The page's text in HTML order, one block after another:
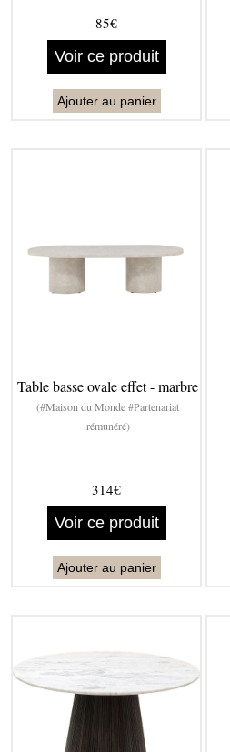
85€
Voir ce produit
Ajouter au panier
Table basse ovale effet - marbre
(#Maison du Monde #Partenariat
rémunéré)
314€
Voir ce produit
Ajouter au panier